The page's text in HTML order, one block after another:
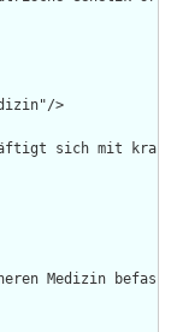
>
sich mit
Medizin